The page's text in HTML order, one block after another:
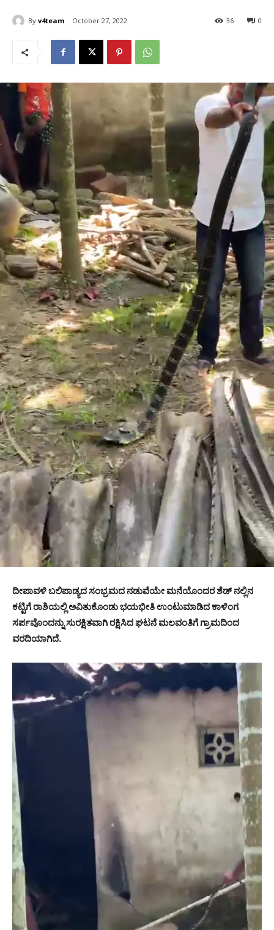
By v4team October 27, 2022 0
36
ದೀಪಾವಳಿ ಬಲಿಪಾಡ್ಯದ ಸಂಭ್ರಮದ ನಡುವೆಯೇ ಮನೆಯೊಂದರ ಶೆಡ್ ನಲ್ಲಿನ
ಕಟ್ಟಿಗೆ ರಾಶಿಯಲ್ಲಿ ಅವಿತುಕೊಂಡು ಭಯಭೀತಿ ಉಂಟುಮಾಡಿದ ಕಾಳಿಂಗ
ಸರ್ಪವೊಂದನ್ನು ಸುರಕ್ಷಿತವಾಗಿ ರಕ್ಷಿಸಿದ ಘಟನೆ ಮಲವಂತಿಗೆ ಗ್ರಾಮದಿಂದ
ವರದಿಯಾಗಿದೆ.